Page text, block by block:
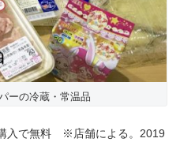
ーの冷蔵・常温品
購入で無料 ※店舗による。2019